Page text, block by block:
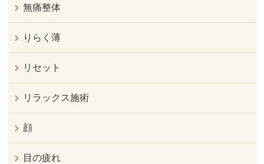
無痛整体
りらく薄
リセット
リラックス施術
顔
目の疲れ